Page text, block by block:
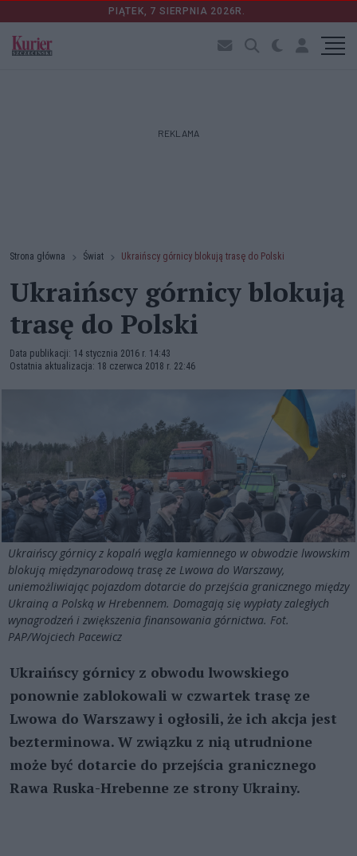
PIĄTEK, 7 SIERPNIA 2026R.
REKLAMA
Strona główna Świat Ukraińscy górnicy blokują trasę do Polski
Ukraińscy górnicy blokują
trasę do Polski
Data publikacji: 14 stycznia 2016 r. 14:43
Ostatnia aktualizacja: 18 czerwca 2018 r. 22:46
Ukraińscy górnicy z kopalń węgla kamiennego w obwodzie lwowskim
blokują międzynarodową trasę ze Lwowa do Warszawy,
uniemożliwiając pojazdom dotarcie do przejścia granicznego między
Ukrainą a Polską w Hrebennem. Domagają się wypłaty zaległych
wynagrodzeń i zwiększenia finansowania górnictwa. Fot.
PAP/Wojciech Pacewicz
Ukraińscy górnicy z obwodu lwowskiego
ponownie zablokowali w czwartek trasę ze
Lwowa do Warszawy i ogłosili, że ich akcja jest
bezterminowa. W związku z nią utrudnione
może być dotarcie do przejścia granicznego
Rawa Ruska-Hrebenne ze strony Ukrainy.